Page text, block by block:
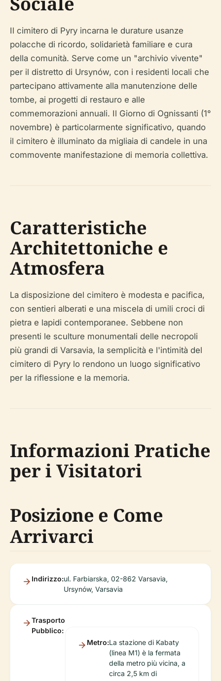
Il cimitero di Pyry incarna le durature usanze
polacche di ricordo, solidarietà familiare e cura
della comunità. Serve come un "archivio vivente"
per il distretto di Ursynów, con i residenti locali che
partecipano attivamente alla manutenzione delle
tombe, ai progetti di restauro e alle
commemorazioni annuali. Il Giorno di Ognissanti (1°
novembre) è particolarmente significativo, quando
il cimitero è illuminato da migliaia di candele in una
commovente manifestazione di memoria collettiva.
Caratteristiche
Architettoniche e
Atmosfera
La disposizione del cimitero è modesta e pacifica,
con sentieri alberati e una miscela di umili croci di
pietra e lapidi contemporanee. Sebbene non
presenti le sculture monumentali delle necropoli
più grandi di Varsavia, la semplicità e l'intimità del
cimitero di Pyry lo rendono un luogo significativo
per la riflessione e la memoria.
Informazioni Pratiche
per i Visitatori
Posizione e Come
Arrivarci
Indirizzo:ul. Farbiarska, 02-862 Varsavia,
Ursynów, Varsavia
Trasporto
Pubblico:
Metro:La stazione di Kabaty
(linea M1) è la fermata
della metro più vicina, a
circa 2,5 km di